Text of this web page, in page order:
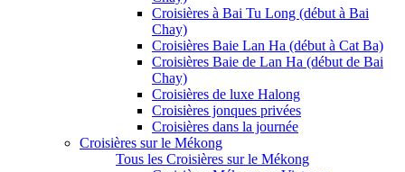
Croisières à Bai Tu Long (début à Bai
Chay)
Croisières Baie Lan Ha (début à Cat Ba)
Croisières Baie de Lan Ha (début de Bai
Chay)
Croisières de luxe Halong
Croisières jonques privées
Croisières dans la journée
Croisières sur le Mékong
Tous les Croisières sur le Mékong